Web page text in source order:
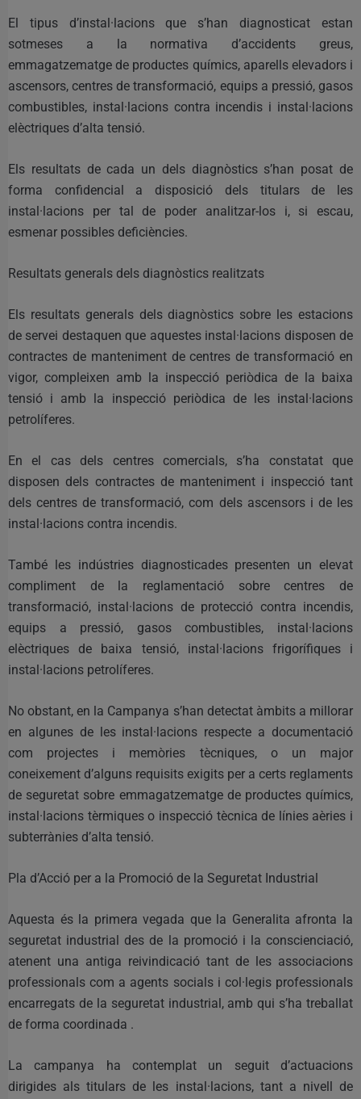
El tipus d’instal·lacions que s’han diagnosticat estan
sotmeses a la normativa d’accidents greus,
emmagatzematge de productes químics, aparells elevadors i
ascensors, centres de transformació, equips a pressió, gasos
combustibles, instal·lacions contra incendis i instal·lacions
elèctriques d’alta tensió.
Els resultats de cada un dels diagnòstics s’han posat de
forma confidencial a disposició dels titulars de les
instal·lacions per tal de poder analitzar-los i, si escau,
esmenar possibles deficiències.
Resultats generals dels diagnòstics realitzats
Els resultats generals dels diagnòstics sobre les estacions
de servei destaquen que aquestes instal·lacions disposen de
contractes de manteniment de centres de transformació en
vigor, compleixen amb la inspecció periòdica de la baixa
tensió i amb la inspecció periòdica de les instal·lacions
petrolíferes.
En el cas dels centres comercials, s’ha constatat que
disposen dels contractes de manteniment i inspecció tant
dels centres de transformació, com dels ascensors i de les
instal·lacions contra incendis.
També les indústries diagnosticades presenten un elevat
compliment de la reglamentació sobre centres de
transformació, instal·lacions de protecció contra incendis,
equips a pressió, gasos combustibles, instal·lacions
elèctriques de baixa tensió, instal·lacions frigorífiques i
instal·lacions petrolíferes.
No obstant, en la Campanya s’han detectat àmbits a millorar
en algunes de les instal·lacions respecte a documentació
com projectes i memòries tècniques, o un major
coneixement d’alguns requisits exigits per a certs reglaments
de seguretat sobre emmagatzematge de productes químics,
instal·lacions tèrmiques o inspecció tècnica de línies aèries i
subterrànies d’alta tensió.
Pla d’Acció per a la Promoció de la Seguretat Industrial
Aquesta és la primera vegada que la Generalita afronta la
seguretat industrial des de la promoció i la conscienciació,
atenent una antiga reivindicació tant de les associacions
professionals com a agents socials i col·legis professionals
encarregats de la seguretat industrial, amb qui s’ha treballat
de forma coordinada .
La campanya ha contemplat un seguit d’actuacions
dirigides als titulars de les instal·lacions, tant a nivell de